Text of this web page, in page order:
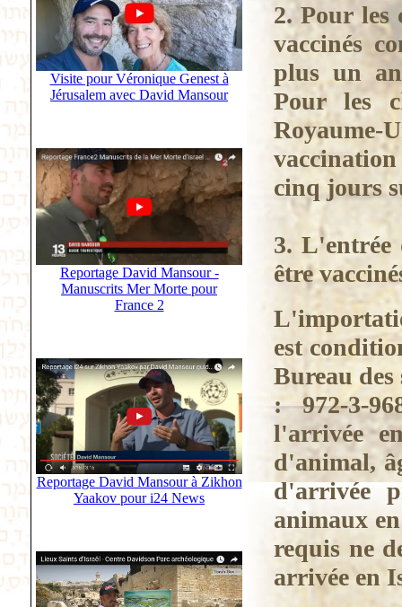
Visite pour Véronique Genest à
Jérusalem avec David Mansour
Reportage David Mansour -
Manuscrits Mer Morte pour
France 2
Reportage David Mansour à Zikhon
Yaakov pour i24 News
2. Pour les
vaccinés
plus un
Pour les
cinq jours
3. L'entrée
être
est
Bureau
: 972-3-
l'arrivée
d'animal,
d'arrivée
animaux
requis ne
arrivée en